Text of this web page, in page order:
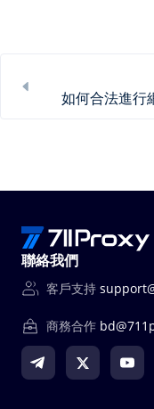
聯絡我們
客戶支持
商務合作